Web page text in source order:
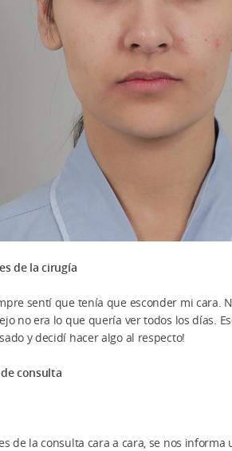
de la cirugía
sentí que tenía que esconder mi cara.
no era lo que quería ver todos los días.
y decidí hacer algo al respecto!
consulta
de la consulta cara a cara, se nos